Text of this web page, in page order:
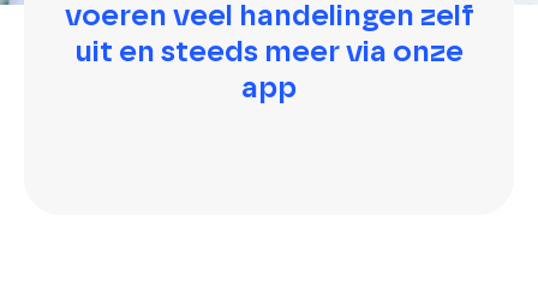
Zig365 | Demo
voeren veel handelingen zelf
uit en steeds meer via onze
app